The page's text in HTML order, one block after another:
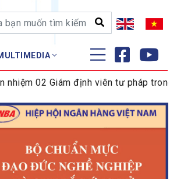
TẠO - NGHIÊN CỨU
huấn
02 Giám định viên tư pháp trong